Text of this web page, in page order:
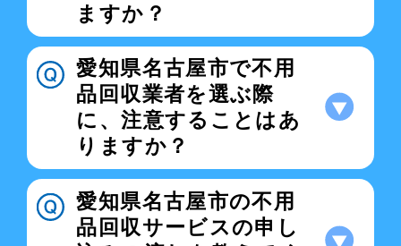
ますか？
愛知県名古屋市で不用
品回収業者を選ぶ際
に、注意することはあ
りますか？
愛知県名古屋市の不用
品回収サービスの申し